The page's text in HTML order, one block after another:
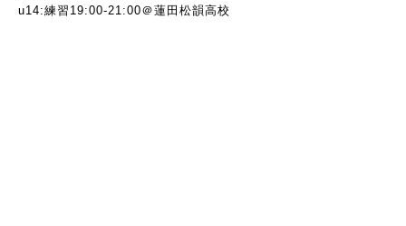
u14:練習19:00-21:00＠蓮田松韻高校